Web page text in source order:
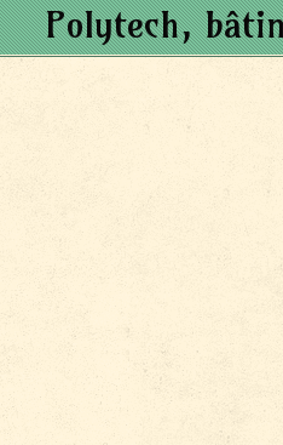
Polytech,